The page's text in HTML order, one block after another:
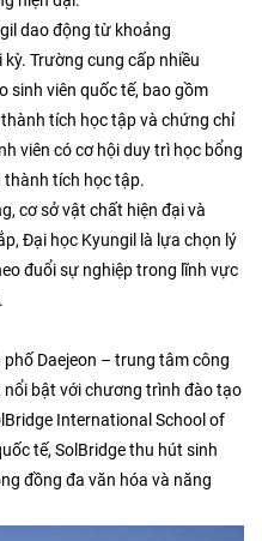
dao động từ khoảng
Trường cung cấp nhiều
sinh viên quốc tế, bao gồm
tích học tập và chứng chỉ
viên có cơ hội duy trì học bổng
thành tích học tập.​
cơ sở vật chất hiện đại và
Đại học Kyungil là lựa chọn lý
đuổi sự nghiệp trong lĩnh vực
Daejeon – trung tâm công
nổi bật với chương trình đào tạo
International School of
tế, SolBridge thu hút sinh
đồng đa văn hóa và năng